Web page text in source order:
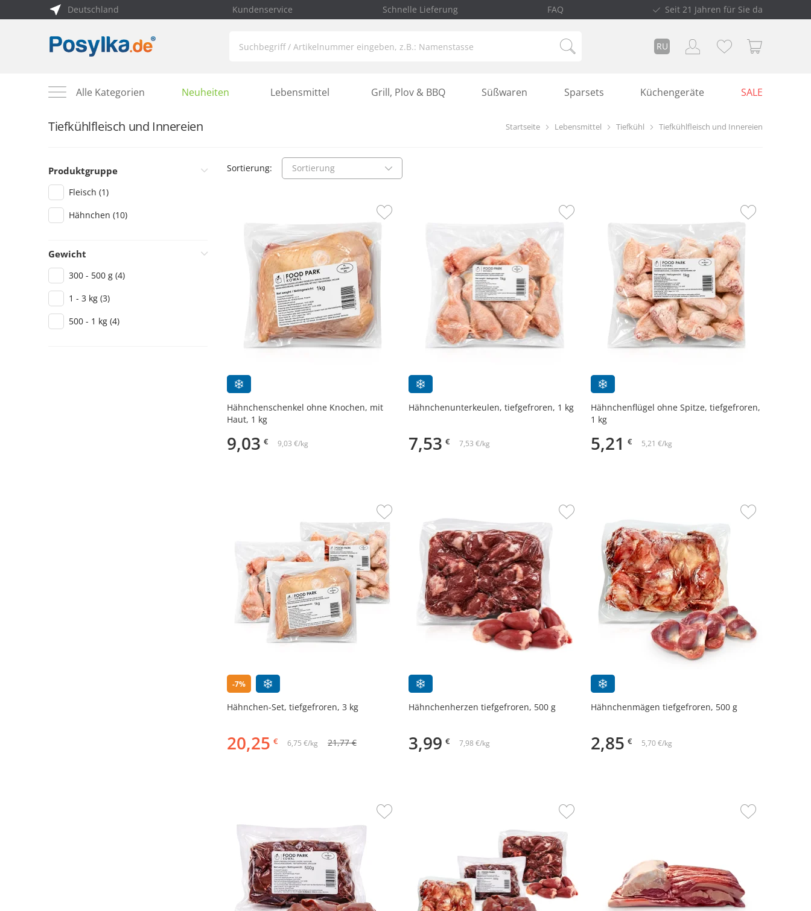
Deutschland Kundenservice Schnelle Lieferung FAQ Seit 21 Jahren für Sie da
RU
Alle Kategorien Neuheiten Lebensmittel Grill, Plov & BBQ Süßwaren Sparsets Küchengeräte SALE
Tiefkühlfleisch und Innereien Startseite Lebensmittel Tiefkühl Tiefkühlfleisch und Innereien
Produktgruppe
Fleisch (1)
Hähnchen (10)
Gewicht
300 - 500 g (4)
1 - 3 kg (3)
500 - 1 kg (4)
Sortierung: Sortierung
Hähnchenschenkel ohne Knochen, mit
Haut, 1 kg
9,03 € 9,03 €/kg
Hähnchenunterkeulen, tiefgefroren, 1 kg
7,53 € 7,53 €/kg
Hähnchenflügel ohne Spitze, tiefgefroren,
1 kg
5,21 € 5,21 €/kg
-7%
Hähnchen-Set, tiefgefroren, 3 kg
20,25 € 6,75 €/kg 21,77 €
Hähnchenherzen tiefgefroren, 500 g
3,99 € 7,98 €/kg
Hähnchenmägen tiefgefroren, 500 g
2,85 € 5,70 €/kg